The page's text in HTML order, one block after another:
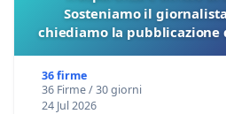
Sosteniamo il
chiediamo la pubblicazione
36 firme
36 Firme / 30 giorni
24 Jul 2026